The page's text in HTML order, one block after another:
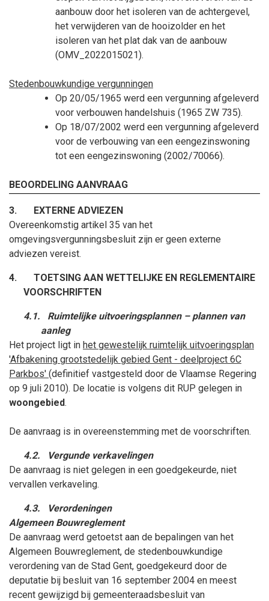
aanbouw door het isoleren van de achtergevel,
het verwijderen van de hooizolder en het
isoleren van het plat dak van de aanbouw
(OMV_2022015021).
Stedenbouwkundige vergunningen
Op 20/05/1965 werd een vergunning afgeleverd
voor verbouwen handelshuis (1965 ZW 735).
Op 18/07/2002 werd een vergunning afgeleverd
voor de verbouwing van een eengezinswoning
tot een eengezinswoning (2002/70066).
BEOORDELING AANVRAAG
3.
EXTERNE ADVIEZEN
Overeenkomstig artikel 35 van het
omgevingsvergunningsbesluit zijn er geen externe
adviezen vereist.
4.
TOETSING AAN WETTELIJKE EN REGLEMENTAIRE
VOORSCHRIFTEN
4.1.
Ruimtelijke uitvoeringsplannen – plannen van
aanleg
Het project ligt in het gewestelijk ruimtelijk uitvoeringsplan
'Afbakening grootstedelijk gebied Gent - deelproject 6C
Parkbos' (definitief vastgesteld door de Vlaamse Regering
op 9 juli 2010). De locatie is volgens dit RUP gelegen in
woongebied.
De aanvraag is in overeenstemming met de voorschriften.
4.2.
Vergunde verkavelingen
De aanvraag is niet gelegen in een goedgekeurde, niet
vervallen verkaveling.
4.3.
Verordeningen
Algemeen Bouwreglement
De aanvraag werd getoetst aan de bepalingen van het
Algemeen Bouwreglement, de stedenbouwkundige
verordening van de Stad Gent, goedgekeurd door de
deputatie bij besluit van 16 september 2004 en meest
recent gewijzigd bij gemeenteraadsbesluit van